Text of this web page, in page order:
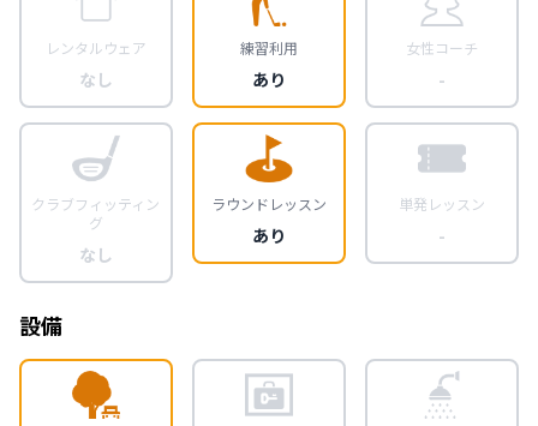
レンタルウェア
なし
練習利用
あり
女性コーチ
-
クラブフィッティン
グ
なし
ラウンドレッスン
あり
単発レッスン
-
設備